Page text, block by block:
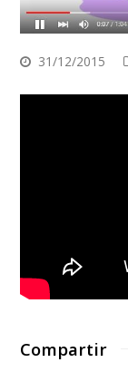
31/12/2015
Compartir